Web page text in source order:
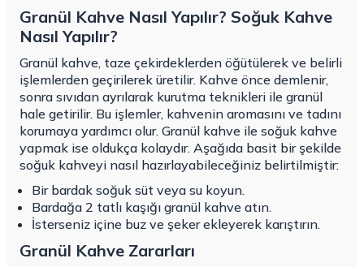
Granül Kahve Nasıl Yapılır? Soğuk Kahve
Nasıl Yapılır?
Granül kahve, taze çekirdeklerden öğütülerek ve belirli
işlemlerden geçirilerek üretilir. Kahve önce demlenir,
sonra sıvıdan ayrılarak kurutma teknikleri ile granül
hale getirilir. Bu işlemler, kahvenin aromasını ve tadını
korumaya yardımcı olur. Granül kahve ile soğuk kahve
yapmak ise oldukça kolaydır. Aşağıda basit bir şekilde
soğuk kahveyi nasıl hazırlayabileceğiniz belirtilmiştir:
Bir bardak soğuk süt veya su koyun.
Bardağa 2 tatlı kaşığı granül kahve atın.
İsterseniz içine buz ve şeker ekleyerek karıştırın.
Granül Kahve Zararları